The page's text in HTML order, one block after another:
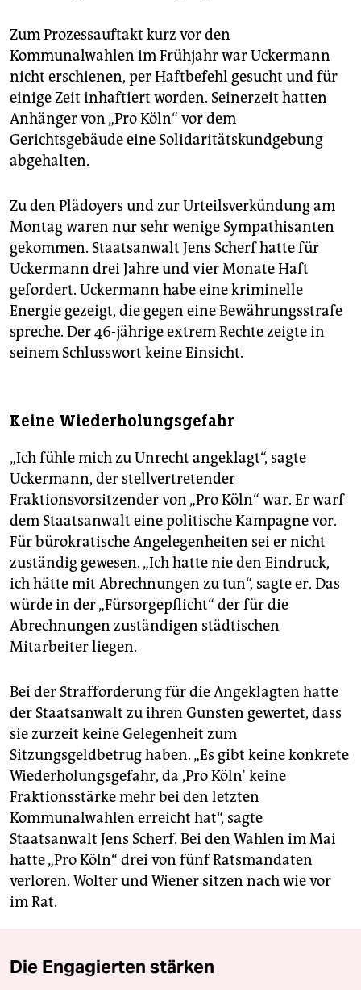
Zum Prozessauftakt kurz vor den
Kommunalwahlen im Frühjahr war Uckermann
nicht erschienen, per Haftbefehl gesucht und für
einige Zeit inhaftiert worden. Seinerzeit hatten
Anhänger von „Pro Köln“ vor dem
Gerichtsgebäude eine Solidaritätskundgebung
abgehalten.
Zu den Plädoyers und zur Urteilsverkündung am
Montag waren nur sehr wenige Sympathisanten
gekommen. Staatsanwalt Jens Scherf hatte für
Uckermann drei Jahre und vier Monate Haft
gefordert. Uckermann habe eine kriminelle
Energie gezeigt, die gegen eine Bewährungsstrafe
spreche. Der 46-jährige extrem Rechte zeigte in
seinem Schlusswort keine Einsicht.
Keine Wiederholungsgefahr
„Ich fühle mich zu Unrecht angeklagt“, sagte
Uckermann, der stellvertretender
Fraktionsvorsitzender von „Pro Köln“ war. Er warf
dem Staatsanwalt eine politische Kampagne vor.
Für bürokratische Angelegenheiten sei er nicht
zuständig gewesen. „Ich hatte nie den Eindruck,
ich hätte mit Abrechnungen zu tun“, sagte er. Das
würde in der „Fürsorgepflicht“ der für die
Abrechnungen zuständigen städtischen
Mitarbeiter liegen.
Bei der Strafforderung für die Angeklagten hatte
der Staatsanwalt zu ihren Gunsten gewertet, dass
sie zurzeit keine Gelegenheit zum
Sitzungsgeldbetrug haben. „Es gibt keine konkrete
Wiederholungsgefahr, da ,Pro Köln' keine
Fraktionsstärke mehr bei den letzten
Kommunalwahlen erreicht hat“, sagte
Staatsanwalt Jens Scherf. Bei den Wahlen im Mai
hatte „Pro Köln“ drei von fünf Ratsmandaten
verloren. Wolter und Wiener sitzen nach wie vor
im Rat.
Die Engagierten stärken